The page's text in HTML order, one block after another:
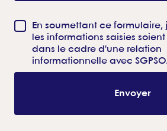
En soumettant ce
les informations saisies
dans le cadre d'une relation
informationnelle avec SGPSO.